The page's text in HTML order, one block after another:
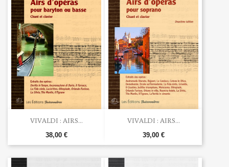
VIVALDI : AIRS...
38,00 €
VIVALDI : AIRS...
39,00 €